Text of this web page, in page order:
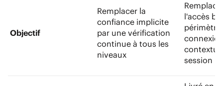
Objectif
Remplacer la
confiance implicite
par une vérification
continue à tous les
niveaux
l'accès
périmètre
session